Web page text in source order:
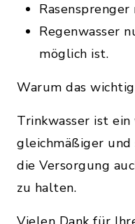
Regenwasser
möglich ist.
Warum das
Trinkwasser ist
gleichmäßiger
die Versorgung
zu halten.